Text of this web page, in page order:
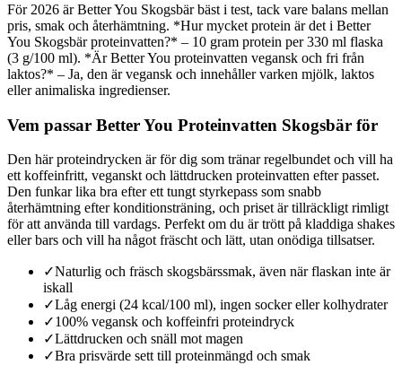
För 2026 är Better You Skogsbär bäst i test, tack vare balans mellan
pris, smak och återhämtning. *Hur mycket protein är det i Better
You Skogsbär proteinvatten?* – 10 gram protein per 330 ml flaska
(3 g/100 ml). *Är Better You proteinvatten vegansk och fri från
laktos?* – Ja, den är vegansk och innehåller varken mjölk, laktos
eller animaliska ingredienser.
Vem passar Better You Proteinvatten Skogsbär för
Den här proteindrycken är för dig som tränar regelbundet och vill ha
ett koffeinfritt, veganskt och lättdrucken proteinvatten efter passet.
Den funkar lika bra efter ett tungt styrkepass som snabb
återhämtning efter konditionsträning, och priset är tillräckligt rimligt
för att använda till vardags. Perfekt om du är trött på kladdiga shakes
eller bars och vill ha något fräscht och lätt, utan onödiga tillsatser.
✓Naturlig och fräsch skogsbärssmak, även när flaskan inte är
iskall
✓Låg energi (24 kcal/100 ml), ingen socker eller kolhydrater
✓100% vegansk och koffeinfri proteindryck
✓Lättdrucken och snäll mot magen
✓Bra prisvärde sett till proteinmängd och smak